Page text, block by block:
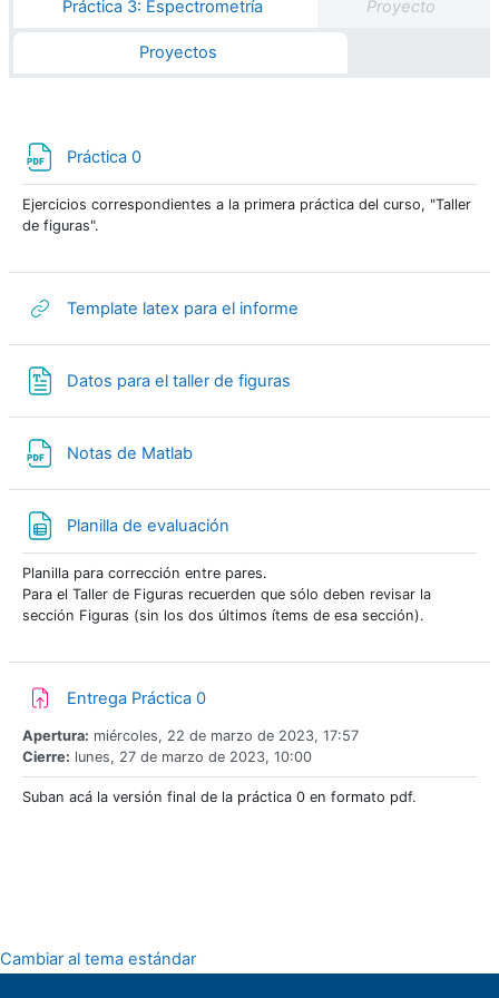
Práctica 3: Espectrometría Proyecto
Proyectos
Práctica 0
Ejercicios correspondientes a la primera práctica del curso, "Taller
de figuras".
Template latex para el informe
Datos para el taller de figuras
Notas de Matlab
Planilla de evaluación
Planilla para corrección entre pares.
Para el Taller de Figuras recuerden que sólo deben revisar la
sección Figuras (sin los dos últimos ítems de esa sección).
Entrega Práctica 0Tarea
Apertura: miércoles, 22 de marzo de 2023, 17:57
Cierre: lunes, 27 de marzo de 2023, 10:00
Suban acá la versión final de la práctica 0 en formato pdf.
Cambiar al tema estándar